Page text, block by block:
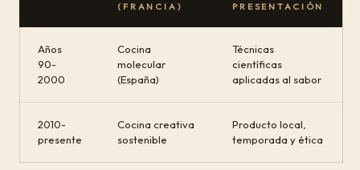
(FRANCIA)
PRESENTACIÓN
Años
90-
2000
Cocina
molecular
(España)
Técnicas
científicas
aplicadas al sabor
2010-
presente
Cocina creativa
sostenible
Producto local,
temporada y ética